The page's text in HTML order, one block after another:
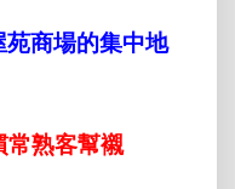
商場的集中地
常熟客幫襯